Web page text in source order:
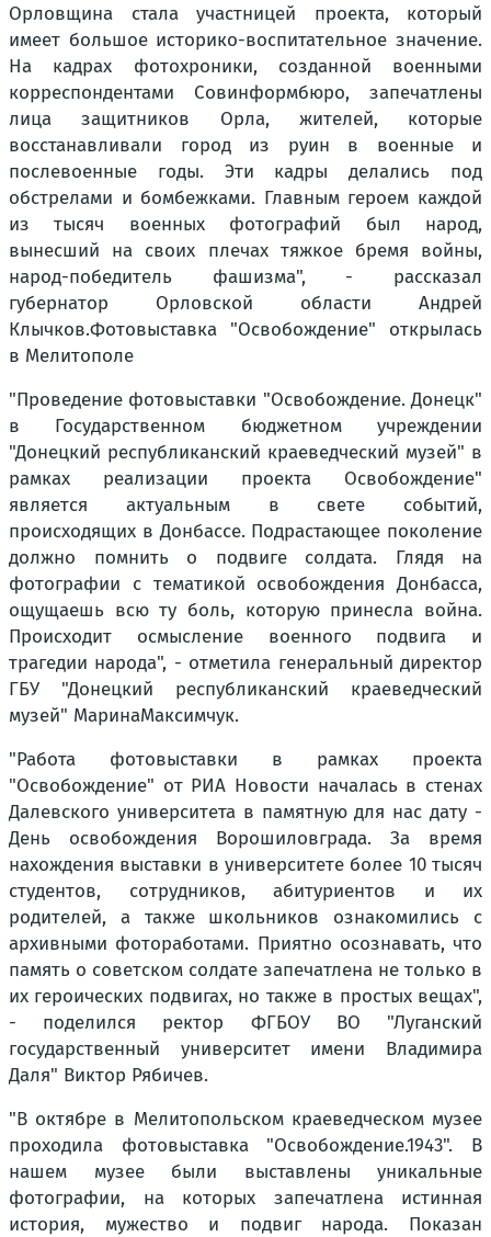
Орловщина стала участницей проекта, который
имеет большое историко-воспитательное значение.
На кадрах фотохроники, созданной военными
корреспондентами Совинформбюро, запечатлены
лица защитников Орла, жителей, которые
восстанавливали город из руин в военные и
послевоенные годы. Эти кадры делались под
обстрелами и бомбежками. Главным героем каждой
из тысяч военных фотографий был народ,
вынесший на своих плечах тяжкое бремя войны,
народ-победитель фашизма", - рассказал
губернатор Орловской области Андрей
Клычков.Фотовыставка "Освобождение" открылась
в Мелитополе
"Проведение фотовыставки "Освобождение. Донецк"
в Государственном бюджетном учреждении
"Донецкий республиканский краеведческий музей" в
рамках реализации проекта Освобождение"
является актуальным в свете событий,
происходящих в Донбассе. Подрастающее поколение
должно помнить о подвиге солдата. Глядя на
фотографии с тематикой освобождения Донбасса,
ощущаешь всю ту боль, которую принесла война.
Происходит осмысление военного подвига и
трагедии народа", - отметила генеральный директор
ГБУ "Донецкий республиканский краеведческий
музей" МаринаМаксимчук.
"Работа фотовыставки в рамках проекта
"Освобождение" от РИА Новости началась в стенах
Далевского университета в памятную для нас дату -
День освобождения Ворошиловграда. За время
нахождения выставки в университете более 10 тысяч
студентов, сотрудников, абитуриентов и их
родителей, а также школьников ознакомились с
архивными фотоработами. Приятно осознавать, что
память о советском солдате запечатлена не только в
их героических подвигах, но также в простых вещах",
- поделился ректор ФГБОУ ВО "Луганский
государственный университет имени Владимира
Даля" Виктор Рябичев.
"В октябре в Мелитопольском краеведческом музее
проходила фотовыставка "Освобождение.1943". В
нашем музее были выставлены уникальные
фотографии, на которых запечатлена истинная
история, мужество и подвиг народа. Показан